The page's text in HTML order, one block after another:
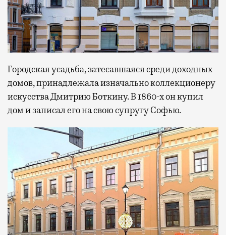
Городская усадьба, затесавшаяся среди доходных
домов, принадлежала изначально коллекционеру
искусства Дмитрию Боткину. В 1860-х он купил
дом и записал его на свою супругу Софью.